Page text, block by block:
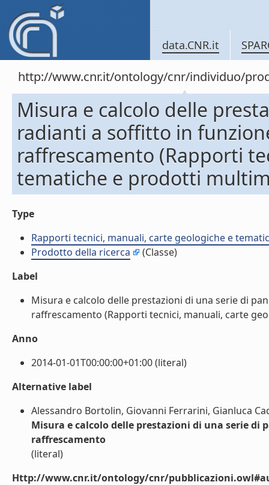
data.CNR.it
http://www.cnr.it/ontology/cnr/individuo/
Misura e calcolo delle
radianti a soffitto in
raffrescamento (Rapporti
tematiche e prodotti
Type
Rapporti tecnici, manuali, carte geologiche e
Prodotto della ricerca
(Classe)
Label
Misura e calcolo delle prestazioni di una serie di
raffrescamento (Rapporti tecnici, manuali, carte
Anno
2014-01-01T00:00:00+01:00 (literal)
Alternative label
Alessandro Bortolin, Giovanni Ferrarini, Gianluca
Misura e calcolo delle prestazioni di una serie
raffrescamento
(literal)
Http://www.cnr.it/ontology/cnr/